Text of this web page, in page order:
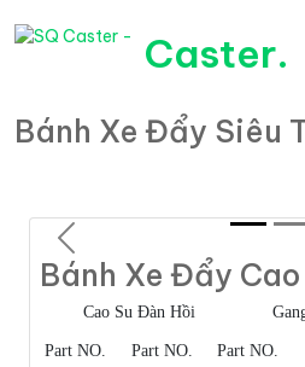
Caster.
Bánh Xe Đẩy Siêu
Previous
Bánh Xe Đẩy
Cao Su Đàn Hồi
Part NO. Part NO. Part NO.